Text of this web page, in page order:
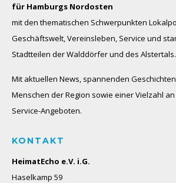
für Hamburgs Nordosten
mit den thematischen Schwerpunkten
Geschäftswelt, Vereinsleben, Service und
Stadtteilen der Walddörfer und des Alstertals.
Mit aktuellen News, spannenden
Menschen der Region sowie einer Vielzahl
Service-Angeboten.
KONTAKT
HeimatEcho e.V. i.G.
Haselkamp 59